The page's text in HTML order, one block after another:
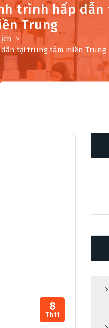
trình hấp dẫn
Trung
>
tại trung tâm miền Trung
8
Th11